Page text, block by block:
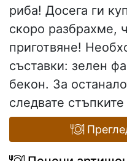
риба! Досега ги
скоро разбрахме,
приготвяне!
съставки: зелен
бекон. За
следвате